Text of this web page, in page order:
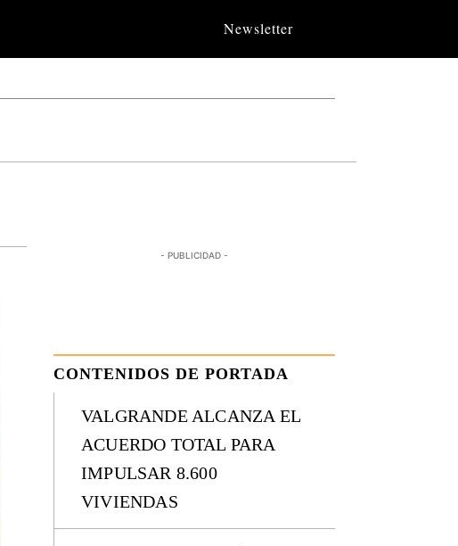
Newsletter
- PUBLICIDAD -
CONTENIDOS DE PORTADA
VALGRANDE ALCANZA EL
ACUERDO TOTAL PARA
IMPULSAR 8.600
VIVIENDAS